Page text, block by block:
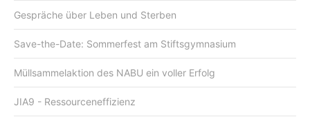
Gespräche über Leben und Sterben
Save-the-Date: Sommerfest am Stiftsgymnasium
Müllsammelaktion des NABU ein voller Erfolg
JIA9 - Ressourceneffizienz